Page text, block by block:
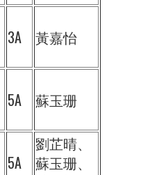
3A 黃嘉怡
5A 蘇玉珊
5A
劉芷晴、
蘇玉珊、